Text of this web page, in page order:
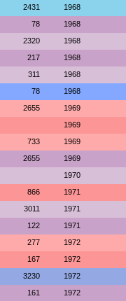
2431 1968
78 1968
2320 1968
217 1968
311 1968
78 1968
2655 1969
1969
733 1969
2655 1969
1970
866 1971
3011 1971
122 1971
277 1972
167 1972
3230 1972
161 1972